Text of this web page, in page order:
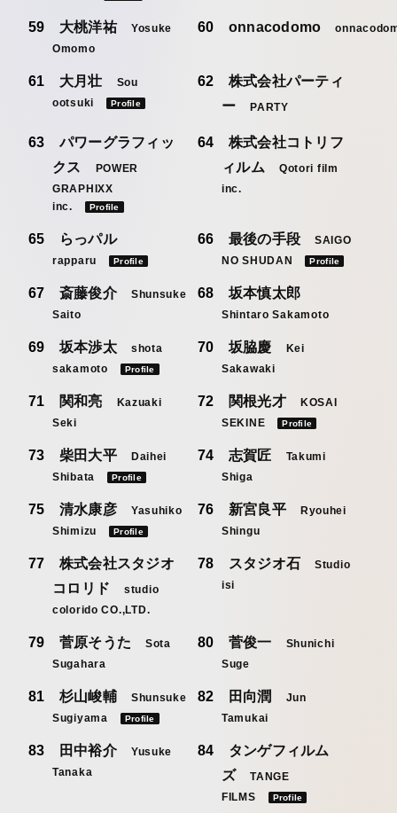
大桃洋祐
Yosuke
Omomo
onnacodomo
大月壮
Sou
ootsuki
Profile
株式会社パーティ
ー
PARTY
パワーグラフィッ
クス
POWER
GRAPHIXX
inc.
Profile
株式会社コトリフ
ィルム
Qotori film
inc.
らっパル
rapparu Profile
最後の手段
SAIGO
NO SHUDAN
Profile
斎藤俊介
Shunsuke
Saito
坂本慎太郎
Shintaro Sakamoto
坂本渉太
shota
sakamoto
Profile
坂脇慶
Kei
Sakawaki
関和亮
Kazuaki
Seki
関根光才
KOSAI
SEKINE
Profile
柴田大平
Daihei
Shibata
Profile
志賀匠
Takumi
Shiga
清水康彦
Yasuhiko
Shimizu
Profile
新宮良平
Ryouhei
Shingu
株式会社スタジオ
コロリド
studio
colorido CO.,LTD.
スタジオ石
Studio
isi
菅原そうた
Sota
Sugahara
菅俊一
Shunichi
Suge
杉山峻輔
Shunsuke
Sugiyama
Profile
田向潤
Jun
Tamukai
田中裕介
Yusuke
Tanaka
タンゲフィルム
ズ
TANGE
FILMS
Profile